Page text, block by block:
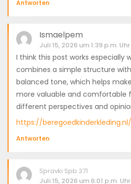
Antworten
Ismaelpem
Juli 15, 2026 um 1:39 p.m. Uhr
I think this post works especially
combines a simple structure
balanced tone, which helps
more valuable and comfortable
different perspectives and
https://beregoedkinderkleding.nl/
Antworten
Spravki Spb 371
Juli 15, 2026 um 6:01 p.m. Uhr